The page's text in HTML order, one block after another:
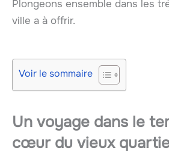
Plongeons ensemble dans les
ville a à offrir.
Voir le sommaire
Un voyage dans le
cœur du vieux